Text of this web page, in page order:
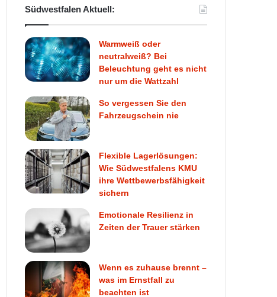
Südwestfalen Aktuell:
Warmweiß oder
neutralweiß? Bei
Beleuchtung geht es nicht
nur um die Wattzahl
So vergessen Sie den
Fahrzeugschein nie
Flexible Lagerlösungen:
Wie Südwestfalens KMU
ihre Wettbewerbsfähigkeit
sichern
Emotionale Resilienz in
Zeiten der Trauer stärken
Wenn es zuhause brennt –
was im Ernstfall zu
beachten ist